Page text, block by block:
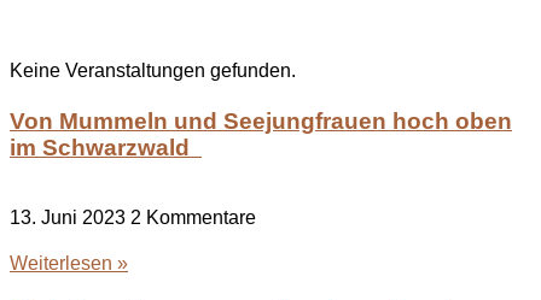
Keine Veranstaltungen gefunden.
Von Mummeln und Seejungfrauen hoch oben
im Schwarzwald
13. Juni 2023 2 Kommentare
Weiterlesen »